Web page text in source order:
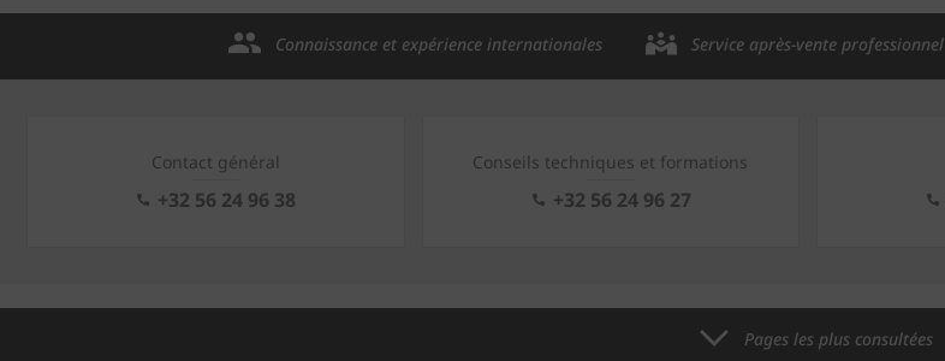
Connaissance et expérience internationales Service après-vente professionnel
Contact général
+32 56 24 96 38
Conseils techniques et formations
+32 56 24 96 27
Pages les plus consultées